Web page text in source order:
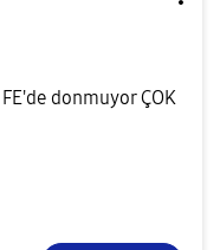
FE'de donmuyor ÇOK